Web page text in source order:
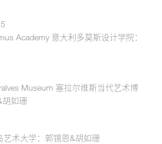
Academy 意大利多莫斯设计学院：
Museum 塞拉尔维斯当代艺术博
胡如珊
艺术大学：郭锡恩&胡如珊